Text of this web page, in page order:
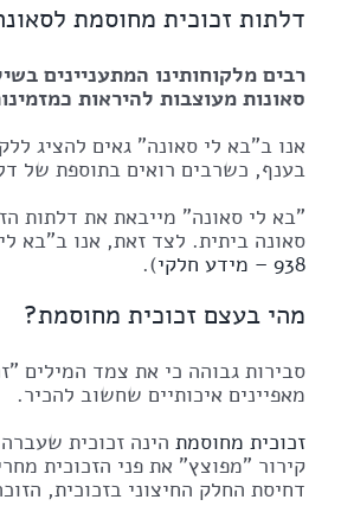
דלתות זכוכית מחוסמת
רבים מלקוחותינו המתעניינים
סאונות מעוצבות להיראות
אנו ב"בא לי סאונה" גאים להציג
בענף, כשרבים רואים בתוספת של
"בא לי סאונה" מייבאת את דלתות
סאונה ביתית. לצד זאת, אנו ב"בא לי סאונה"
938 – מידע חלקי
).
מהי בעצם זכוכית מחוסמת?
סבירות גבוהה כי את צמד המילים
מאפיינים איכותיים שחשוב להכיר.
זכוכית מחוסמת
קירור "מפוצץ" את פני הזכוכית
דחיסת החלק החיצוני בזכוכית,